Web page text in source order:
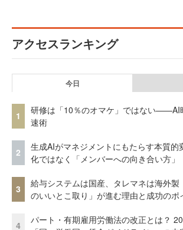
アクセスランキング
今日
1
研修は「10％のオマケ」ではない——AI
速術
2
生成AIがマネジメントにもたらす本質的
化ではなく「メンバーへの向き合い方」
3
給与システムは国産、タレマネは海外
のいいとこ取り」が進む理由と成功のポ
4
パート・有期雇用労働法の改正とは？